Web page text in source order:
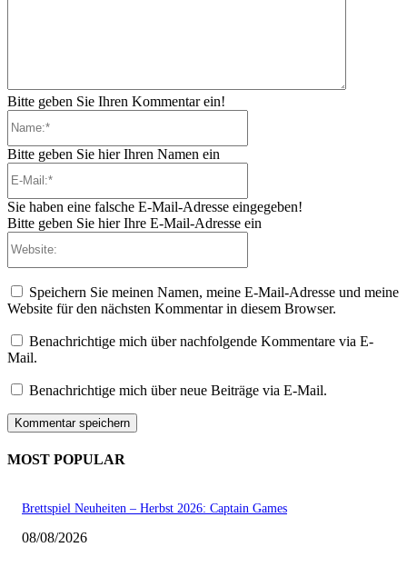
Bitte geben Sie Ihren Kommentar ein!
Bitte geben Sie hier Ihren Namen ein
Sie haben eine falsche E-Mail-Adresse eingegeben!
Bitte geben Sie hier Ihre E-Mail-Adresse ein
Speichern Sie meinen Namen, meine E-Mail-Adresse und meine
Website für den nächsten Kommentar in diesem Browser.
Benachrichtige mich über nachfolgende Kommentare via E-
Mail.
Benachrichtige mich über neue Beiträge via E-Mail.
MOST POPULAR
Brettspiel Neuheiten – Herbst 2026: Captain Games
08/08/2026